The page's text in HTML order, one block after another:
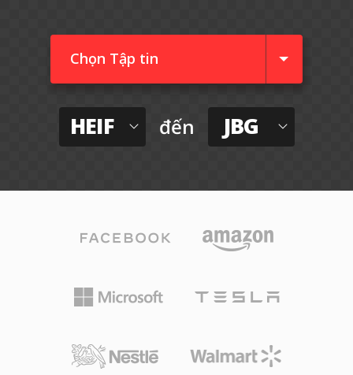
Chọn Tập tin
HEIF đến JBG